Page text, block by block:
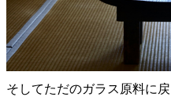
そしてただのガラス原料に